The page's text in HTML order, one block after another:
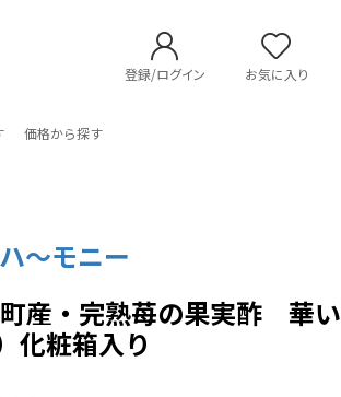
登録/ログイン お気に入り
価格から探す
～モニー
産・完熟苺の果実酢 華
化粧箱入り